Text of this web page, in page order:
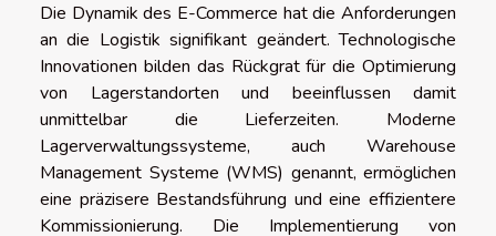
Die Dynamik des E-Commerce hat die Anforderungen
an die Logistik signifikant geändert. Technologische
Innovationen bilden das Rückgrat für die Optimierung
von Lagerstandorten und beeinflussen damit
unmittelbar die Lieferzeiten. Moderne
Lagerverwaltungssysteme, auch Warehouse
Management Systeme (WMS) genannt, ermöglichen
eine präzisere Bestandsführung und eine effizientere
Kommissionierung. Die Implementierung von